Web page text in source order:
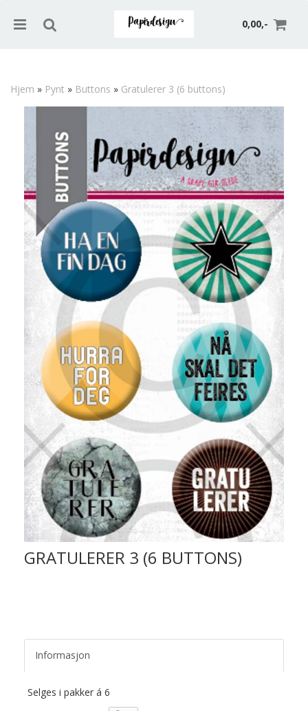
0,00,-
Hjem » Pynt » Buttons » Gratulerer 3 (6 buttons)
GRATULERER 3 (6 BUTTONS)
Informasjon
Selges i pakker á 6
Nullstill
Trykk ENTER for å søke